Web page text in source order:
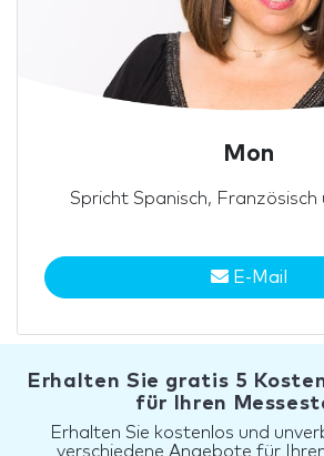
Mon
Spricht Spanisch, Französisch
E-Mail
Erhalten Sie gratis 5
für Ihren
Erhalten Sie kostenlos und
verschiedene Angebote für